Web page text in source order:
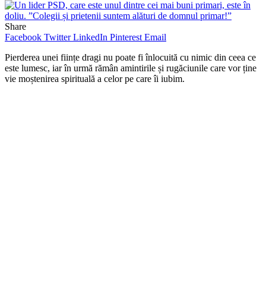
Share
Facebook Twitter LinkedIn Pinterest Email
Pierderea unei ființe dragi nu poate fi înlocuită cu nimic din ceea ce
este lumesc, iar în urmă rămân amintirile și rugăciunile care vor ține
vie moștenirea spirituală a celor pe care îi iubim.